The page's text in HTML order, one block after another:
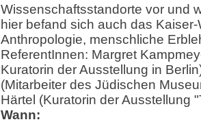
Wissenschaftsstandorte vor und
hier befand sich auch das
Anthropologie, menschliche
ReferentInnen: Margret
Kuratorin der Ausstellung in
(Mitarbeiter des Jüdischen
Härtel (Kuratorin der Ausstellung
Wann: